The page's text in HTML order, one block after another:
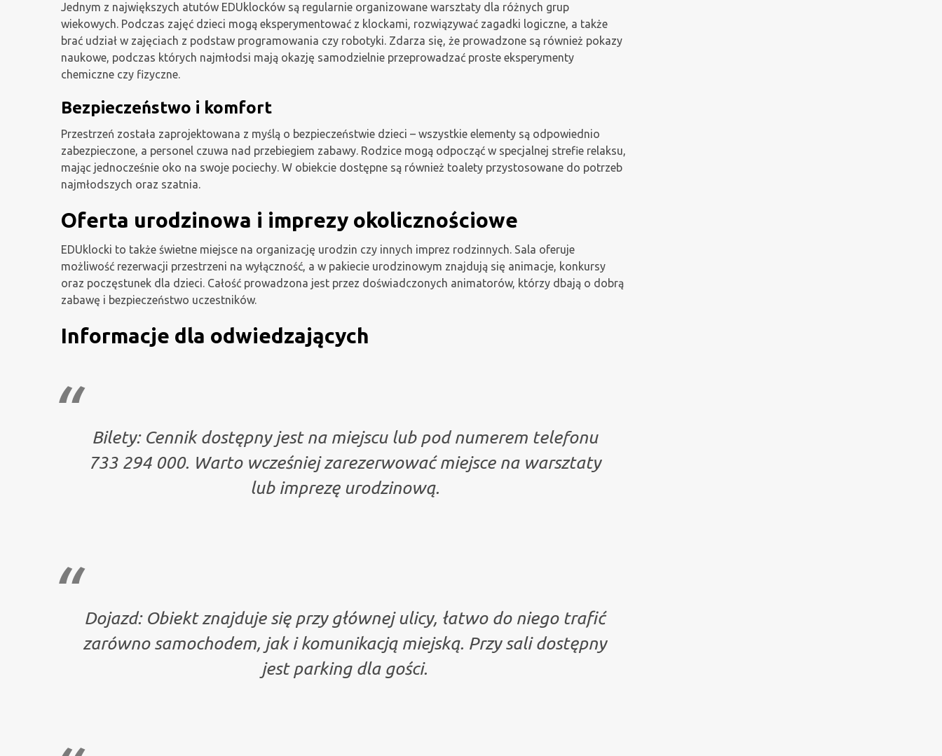
Jednym z największych atutów EDUklocków są regularnie organizowane warsztaty dla różnych grup
wiekowych. Podczas zajęć dzieci mogą eksperymentować z klockami, rozwiązywać zagadki logiczne, a także
brać udział w zajęciach z podstaw programowania czy robotyki. Zdarza się, że prowadzone są również pokazy
naukowe, podczas których najmłodsi mają okazję samodzielnie przeprowadzać proste eksperymenty
chemiczne czy fizyczne.
Bezpieczeństwo i komfort
Przestrzeń została zaprojektowana z myślą o bezpieczeństwie dzieci – wszystkie elementy są odpowiednio
zabezpieczone, a personel czuwa nad przebiegiem zabawy. Rodzice mogą odpocząć w specjalnej strefie relaksu,
mając jednocześnie oko na swoje pociechy. W obiekcie dostępne są również toalety przystosowane do potrzeb
najmłodszych oraz szatnia.
Oferta urodzinowa i imprezy okolicznościowe
EDUklocki to także świetne miejsce na organizację urodzin czy innych imprez rodzinnych. Sala oferuje
możliwość rezerwacji przestrzeni na wyłączność, a w pakiecie urodzinowym znajdują się animacje, konkursy
oraz poczęstunek dla dzieci. Całość prowadzona jest przez doświadczonych animatorów, którzy dbają o dobrą
zabawę i bezpieczeństwo uczestników.
Informacje dla odwiedzających
Bilety: Cennik dostępny jest na miejscu lub pod numerem telefonu
733 294 000. Warto wcześniej zarezerwować miejsce na warsztaty
lub imprezę urodzinową.
Dojazd: Obiekt znajduje się przy głównej ulicy, łatwo do niego trafić
zarówno samochodem, jak i komunikacją miejską. Przy sali dostępny
jest parking dla gości.